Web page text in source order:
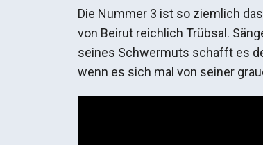
Die Nummer 3 ist so ziemlich
von Beirut reichlich Trübsal.
seines Schwermuts schafft es
wenn es sich mal von seiner